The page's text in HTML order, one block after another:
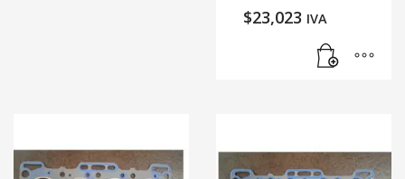
$23,023 IVA